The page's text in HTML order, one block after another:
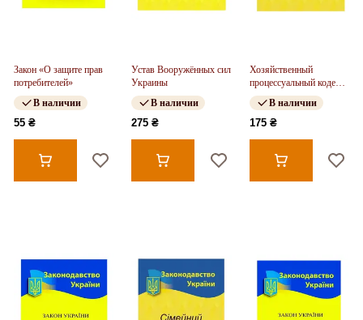
Закон «О защите прав
потребителей»
В наличии
55 ₴
Устав Вооружённых сил
Украины
В наличии
275 ₴
Хозяйственный
процессуальный кодекс
Украины
В наличии
175 ₴